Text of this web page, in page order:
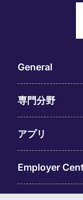
General
専門分野
アプリ
Employer